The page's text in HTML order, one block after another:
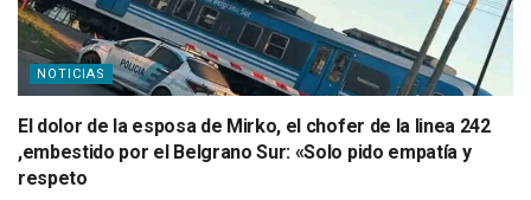
NOTICIAS
El dolor de la esposa de Mirko, el chofer de la linea 242
,embestido por el Belgrano Sur: «Solo pido empatía y
respeto